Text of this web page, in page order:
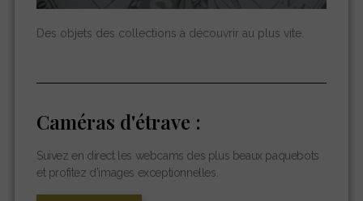
Des objets des collections à découvrir au plus vite.
Caméras d'étrave :
Suivez en direct les webcams des plus beaux paquebots
et profitez d’images exceptionnelles.